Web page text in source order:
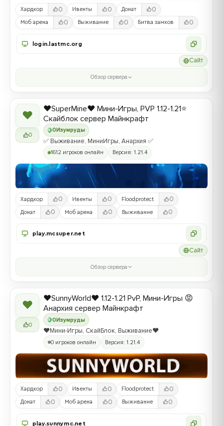
Хардкор 0 Ивенты 0 Донат 0
Моб арена 0 Выживание 0 Битва замков 0
login.lastmc.org
Сайт
Обзор сервера
❤
0
0 Изумруды
❤️SuperMine❤️ Мини-Игры, PVP 1.12-1.21⭐
Скайблок сервер Майнкрафт
✅ Выживание, МиниИгры, Анархия ✅
1612 игроков онлайн Версия: 1.21.4
Хардкор 0 Ивенты 0 Floodprotect 0
Донат 0 Моб арена 0 Выживание 0
play.mcsuper.net
Сайт
Обзор сервера
❤
0
0Изумруды
❤️SunnyWorld❤️ 1.12-1.21 PvP, Мини-Игры 😡
Анархия сервер Майнкрафт
❤️Мини-Игры, СкайБлок, Выживание❤️
0 игроков онлайн Версия: 1.21.4
Хардкор 0 Ивенты 0 Floodprotect 0
Донат 0 Моб арена 0 Выживание 0
play.sunnymc.net